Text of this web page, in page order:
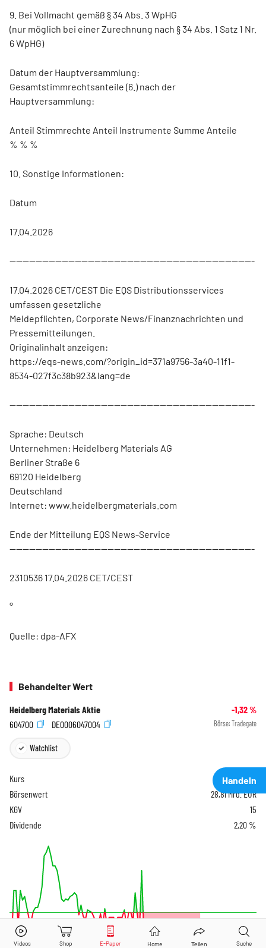
9. Bei Vollmacht gemäß § 34 Abs. 3 WpHG
(nur möglich bei einer Zurechnung nach § 34 Abs. 1 Satz 1 Nr.
6 WpHG)
Datum der Hauptversammlung:
Gesamtstimmrechtsanteile (6.) nach der
Hauptversammlung:
Anteil Stimmrechte Anteil Instrumente Summe Anteile
% % %
10. Sonstige Informationen:
Datum
17.04.2026
---------------------------------------------------------------------------
17.04.2026 CET/CEST Die EQS Distributionsservices
umfassen gesetzliche
Meldepflichten, Corporate News/Finanznachrichten und
Pressemitteilungen.
Originalinhalt anzeigen:
https://eqs-news.com/?origin_id=371a9756-3a40-11f1-
8534-027f3c38b923&lang=de
---------------------------------------------------------------------------
Sprache: Deutsch
Unternehmen: Heidelberg Materials AG
Berliner Straße 6
69120 Heidelberg
Deutschland
Internet: www.heidelbergmaterials.com
Ende der Mitteilung EQS News-Service
---------------------------------------------------------------------------
2310536 17.04.2026 CET/CEST
°
Quelle: dpa-AFX
Behandelter Wert
Heidelberg Materials Aktie -1,32%
604700
DE0006047004 Börse: Tradegate
Watchlist
Handeln
Heidelberg Materials Aktie jetzt handeln?
Kurs 160,70EUR
Börsenwert
28,81 Mrd. EUR
KGV
15
Dividende
2,20 %